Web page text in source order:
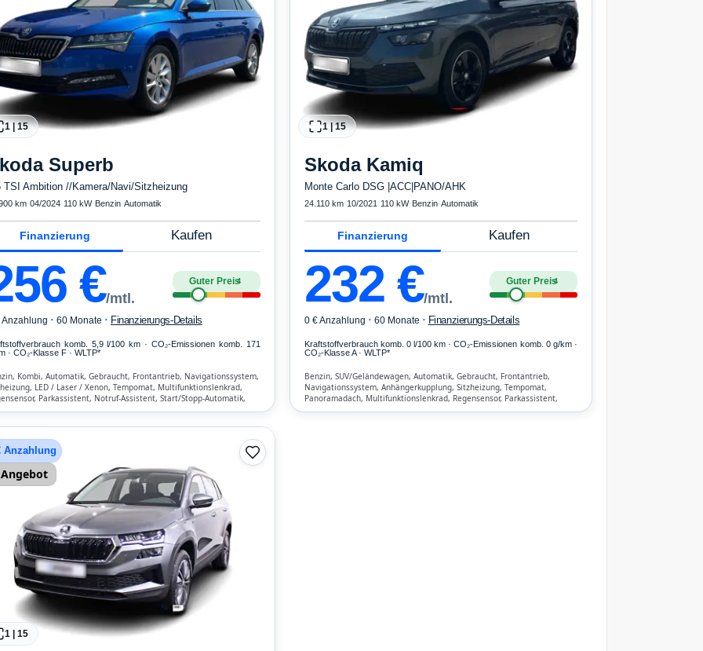
1 |15
Superb
TSI Ambition //Kamera/Navi/Sitzheizung
km·04/2024· 110 kW· Benzin·Automatik
Finanzierung Kaufen
€/mtl.
Guter Preis4
Anzahlung · 60 Monate · Finanzierungs-Details
komb. 5,9 l/100 km · CO₂-Emissionen komb. 171
· CO₂-Klasse F · WLTP*
Kombi, Automatik, Gebraucht, Frontantrieb, Navigationssystem,
LED / Laser / Xenon, Tempomat, Multifunktionslenkrad,
Parkassistent, Notruf-Assistent, Start/Stopp-Automatik,
1|15
Skoda Kamiq
Monte Carlo DSG |ACC|PANO/AHK
24.110 km· 10/2021 · 110 kW· Benzin·Automatik
Finanzierung Kaufen
232€/mtl.
Guter Preis4
0 € Anzahlung · 60 Monate · Finanzierungs-Details
Kraftstoffverbrauch komb. 0 l/100 km · CO₂-Emissionen komb. 0 g/km ·
CO₂-Klasse A · WLTP*
Benzin, SUV/Geländewagen, Automatik, Gebraucht, Frontantrieb,
Navigationssystem, Anhängerkupplung, Sitzheizung, Tempomat,
Panoramadach, Multifunktionslenkrad, Regensensor, Parkassistent,
Anzahlung
Angebot
1 | 15